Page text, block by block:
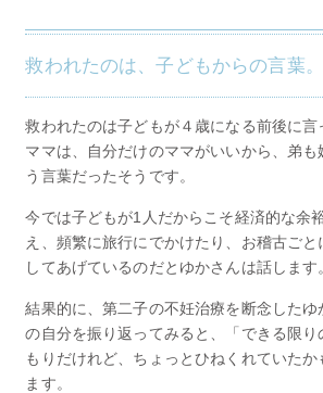
救われたのは、子どもからの言葉。
救われたのは子どもが４歳になる前後に言
ママは、自分だけのママがいいから、弟も
う言葉だったそうです。
今では子どもが1人だからこそ経済的な余
え、頻繁に旅行にでかけたり、お稽古ご
してあげているのだとゆかさんは話します
結果的に、第二子の不妊治療を断念した
の自分を振り返ってみると、「できる限り
もりだけれど、ちょっとひねくれていた
ます。